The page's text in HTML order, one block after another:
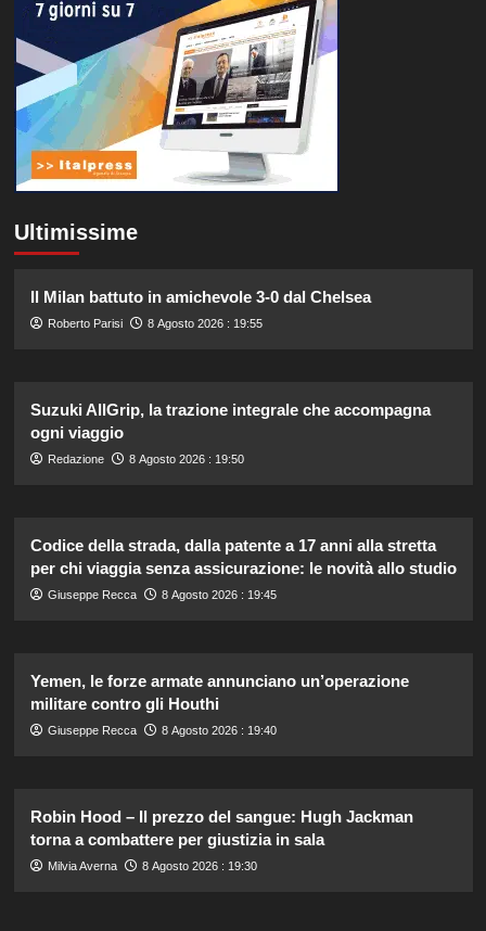
Ultimissime
Il Milan battuto in amichevole 3-0 dal Chelsea
Roberto Parisi 8 Agosto 2026 : 19:55
Suzuki AllGrip, la trazione integrale che accompagna
ogni viaggio
Redazione 8 Agosto 2026 : 19:50
Codice della strada, dalla patente a 17 anni alla stretta
per chi viaggia senza assicurazione: le novità allo studio
Giuseppe Recca 8 Agosto 2026 : 19:45
Yemen, le forze armate annunciano un’operazione
militare contro gli Houthi
Giuseppe Recca 8 Agosto 2026 : 19:40
Robin Hood – Il prezzo del sangue: Hugh Jackman
torna a combattere per giustizia in sala
Milvia Averna 8 Agosto 2026 : 19:30